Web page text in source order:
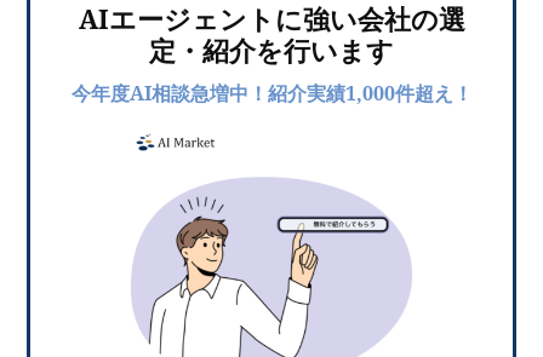
AIエージェントに強い会社の選
定・紹介を行います
今年度AI相談急増中！紹介実績1,000件超え！